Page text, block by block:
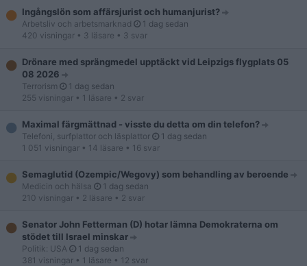
Ingångslön som affärsjurist och humanjurist?
Arbetsliv och arbetsmarknad
1 dag sedan
420 visningar • 3 läsare • 3 svar
Drönare med sprängmedel upptäckt vid Leipzigs flygplats 05
08 2026
Terrorism
1 dag sedan
255 visningar • 1 läsare • 2 svar
Maximal färgmättnad - visste du detta om din telefon?
Telefoni, surfplattor och läsplattor
1 dag sedan
1 051 visningar • 14 läsare • 16 svar
Semaglutid (Ozempic/Wegovy) som behandling av beroende
Medicin och hälsa
1 dag sedan
210 visningar • 2 läsare • 2 svar
Senator John Fetterman (D) hotar lämna Demokraterna om
stödet till Israel minskar
Politik: USA
1 dag sedan
381 visningar • 1 läsare • 12 svar